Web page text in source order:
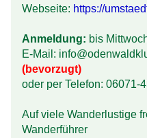
Webseite: https://
Anmeldung: bis
E-Mail:
(bevorzugt)
oder per Telefon: 06071-
Auf viele Wanderlustige
Wanderführer